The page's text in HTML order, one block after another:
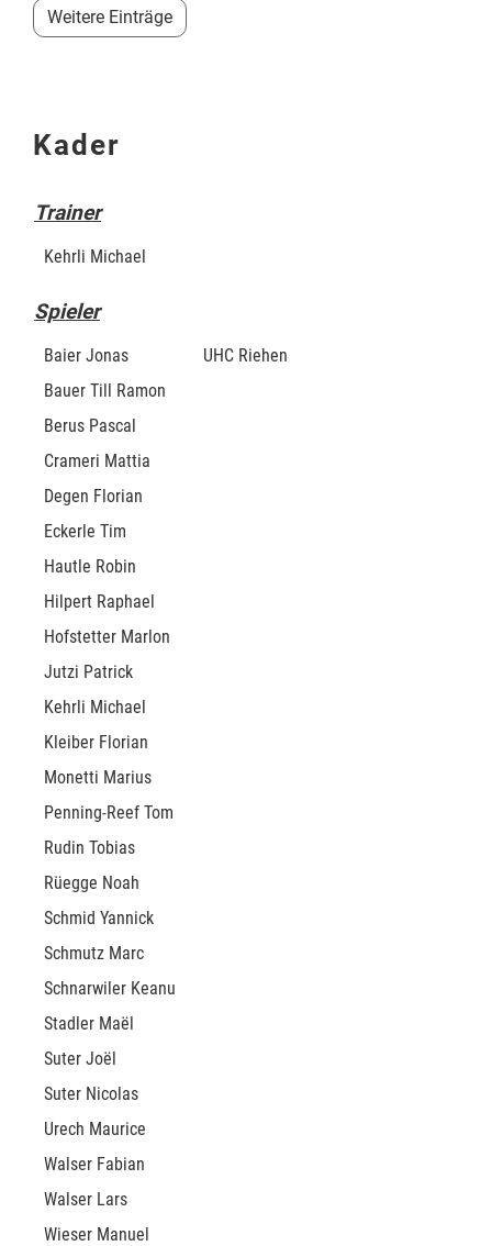
Weitere Einträge
Kader
Trainer
Kehrli Michael
Spieler
Baier Jonas
UHC Riehen
Bauer Till Ramon
Berus Pascal
Crameri Mattia
Degen Florian
Eckerle Tim
Hautle Robin
Hilpert Raphael
Hofstetter Marlon
Jutzi Patrick
Kehrli Michael
Kleiber Florian
Monetti Marius
Penning-Reef Tom
Rudin Tobias
Rüegge Noah
Schmid Yannick
Schmutz Marc
Schnarwiler Keanu
Stadler Maël
Suter Joël
Suter Nicolas
Urech Maurice
Walser Fabian
Walser Lars
Wieser Manuel